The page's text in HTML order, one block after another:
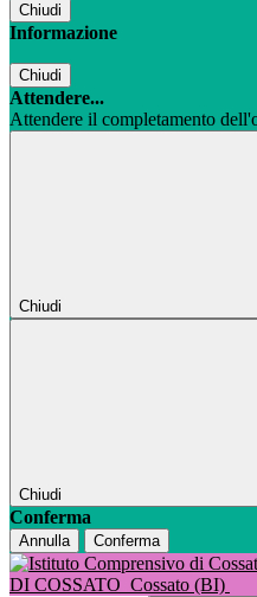
Chiudi
Informazione
Chiudi
Attendere...
Attendere il completamento
Chiudi
Chiudi
Conferma
Annulla Conferma
DI COSSATO Cossato (BI)